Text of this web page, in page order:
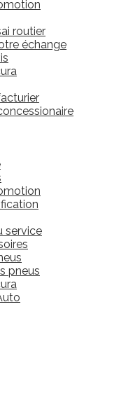
routier
échange
service
pneus